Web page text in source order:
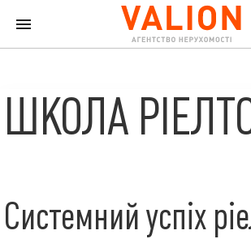
ШКОЛА
Системний успіх